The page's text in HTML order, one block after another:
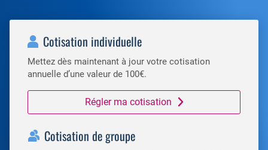
Cotisation individuelle
Mettez dès maintenant à jour votre cotisation
annuelle d’une valeur de 100€.
Régler ma cotisation
Cotisation de groupe